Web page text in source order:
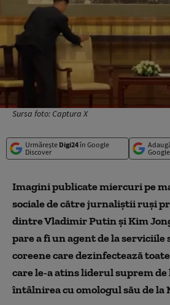
Sursa foto: Captura X
Urmărește Digi24în Google
Discover
Google
Imagini publicate miercuri pe
sociale de către jurnaliștii ruși
dintre Vladimir Putin și Kim
pare a fi un agent de la serviciile
coreene care dezinfectează
care le-a atins liderul suprem de
întâlnirea cu omologul său de la